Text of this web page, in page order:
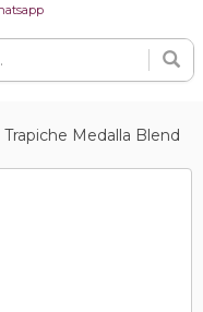
Trapiche Medalla Blend